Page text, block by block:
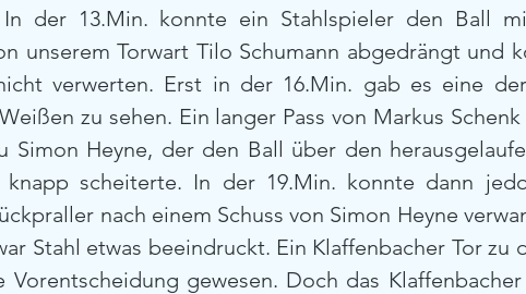
der 13.Min. konnte ein Stahlspieler den Ball
unserem Torwart Tilo Schumann abgedrängt und
verwerten. Erst in der 16.Min. gab es eine
zu sehen. Ein langer Pass von Markus
Simon Heyne, der den Ball über den
scheiterte. In der 19.Min. konnte dann
nach einem Schuss von Simon Heyne
Stahl etwas beeindruckt. Ein Klaffenbacher Tor zu
Vorentscheidung gewesen. Doch das